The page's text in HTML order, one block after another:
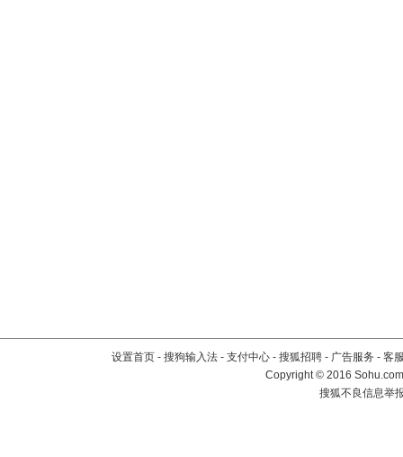
设置首页 - 搜狗输入法 - 支付中心 - 搜狐招聘 - 广告服务 - 客
Copyright©2016
搜狐不良信息举